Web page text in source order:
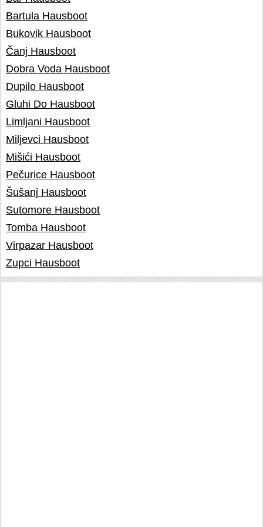
Bartula Hausboot
Bukovik Hausboot
Čanj Hausboot
Dobra Voda Hausboot
Dupilo Hausboot
Gluhi Do Hausboot
Limljani Hausboot
Miljevci Hausboot
Mišići Hausboot
Pečurice Hausboot
Šušanj Hausboot
Sutomore Hausboot
Tomba Hausboot
Virpazar Hausboot
Zupci Hausboot